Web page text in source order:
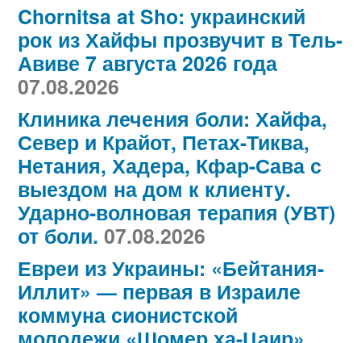
Chornitsa at Sho: украинский
рок из Хайфы прозвучит в Тель-
Авиве 7 августа 2026 года
07.08.2026
Клиника лечения боли: Хайфа,
Север и Крайот, Петах-Тиква,
Нетания, Хадера, Кфар-Сава с
выездом на дом к клиенту.
Ударно-волновая терапия (УВТ)
от боли. 07.08.2026
Евреи из Украины: «Бейтания-
Иллит» — первая в Израиле
коммуна сионистской